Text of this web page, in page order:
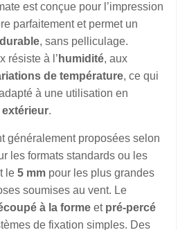
est conçue pour l’impression
parfaitement et permet un
, sans pelliculage.
résiste à l’ humidité, aux
de température, ce qui
à une utilisation en
.
généralement proposées selon
les formats standards ou les
le 5 mm pour les plus grandes
soumises au vent. Le
à la forme et pré-percé
de fixation simples. Des